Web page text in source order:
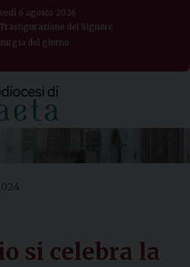
6 agosto 2026
del Signore
del giorno
si celebra la